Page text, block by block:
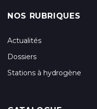
NOS RUBRIQUES
Actualités
Dossiers
Stations à hydrogène